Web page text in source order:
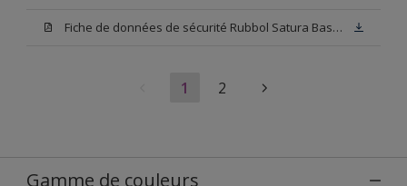
Fiche de données de sécurité Rubbol Satura Base N00
1 2
Gamme de couleurs